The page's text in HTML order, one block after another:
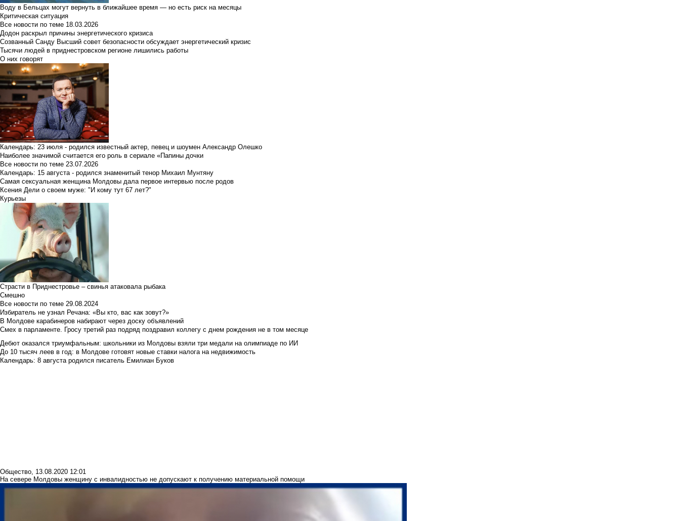
Воду в Бельцах могут вернуть в ближайшее время — но есть риск на месяцы
Критическая ситуация
Все новости по теме 18.03.2026
Додон раскрыл причины энергетического кризиса
Созванный Санду Высший совет безопасности обсуждает энергетический кризис
Тысячи людей в приднестровском регионе лишились работы
О них говорят
Календарь: 23 июля - родился известный актер, певец и шоумен Александр Олешко
Наиболее значимой считается его роль в сериале «Папины дочки
Все новости по теме 23.07.2026
Календарь: 15 августа - родился знаменитый тенор Михаил Мунтяну
Самая сексуальная женщина Молдовы дала первое интервью после родов
Ксения Дели о своем муже: "И кому тут 67 лет?"
Курьезы
Страсти в Приднестровье – свинья атаковала рыбака
Смешно
Все новости по теме 29.08.2024
Избиратель не узнал Речана: «Вы кто, вас как зовут?»
В Молдове карабинеров набирают через доску объявлений
Смех в парламенте. Гросу третий раз подряд поздравил коллегу с днем рождения не в том месяце
Дебют оказался триумфальным: школьники из Молдовы взяли три медали на олимпиаде по ИИ
До 10 тысяч леев в год: в Молдове готовят новые ставки налога на недвижимость
Календарь: 8 августа родился писатель Емилиан Буков
Общество, 13.08.2020 12:01
На севере Молдовы женщину с инвалидностью не допускают к получению материальной помощи